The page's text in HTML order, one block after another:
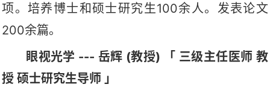
项。培养博士和硕士研究生100余人。发表论文
200余篇。
眼视光学 --- 岳辉 (教授) 「 三级主任医师 教
授 硕士研究生导师 」